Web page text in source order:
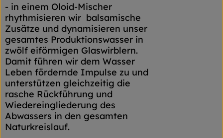
- in einem Oloid-Mischer
rhythmisieren wir balsamische
Zusätze und dynamisieren unser
gesamtes Produktionswasser in
zwölf eiförmigen Glaswirblern.
Damit führen wir dem Wasser
Leben fördernde Impulse zu und
unterstützen gleichzeitig die
rasche Rückführung und
Wiedereingliederung des
Abwassers in den gesamten
Naturkreislauf.